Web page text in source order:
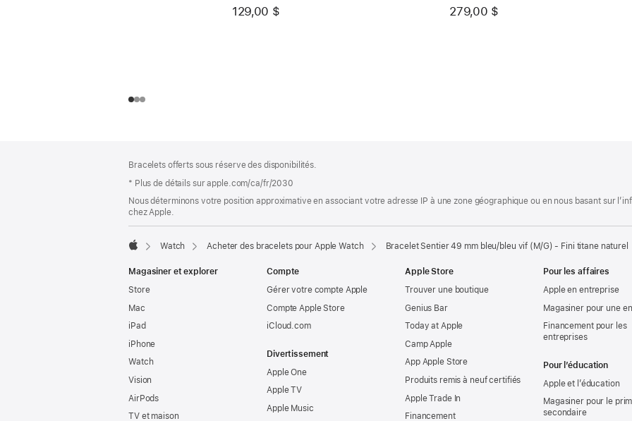
129,00 $
279,00 $
de
page
de
bas
de
page
Bracelets offerts sous réserve des disponibilités.
* Plus de détails sur apple.com/ca/fr/2030
Nous déterminons votre position approximative en associant votre adresse IP à une zone géographique ou en nous basant sur
chez Apple.
Watch Acheter des bracelets pour Apple Watch Bracelet Sentier 49 mm bleu/bleu vif (M/G) - Fini titane naturel
Magasiner et explorer
Store
Mac
iPad
iPhone
Watch
Vision
AirPods
TV et maison
Compte
Gérer votre compte Apple
Compte Apple Store
iCloud.com
Divertissement
Apple One
Apple TV
Apple Music
Apple Store
Trouver une boutique
Genius Bar
Today at Apple
Camp Apple
App Apple Store
Produits remis à neuf certifiés
Apple Trade In
Financement
Pour les affaires
Apple en entreprise
Magasiner pour une
Financement pour les
entreprises
Pour l’éducation
Apple et l’éducation
Magasiner pour le
secondaire